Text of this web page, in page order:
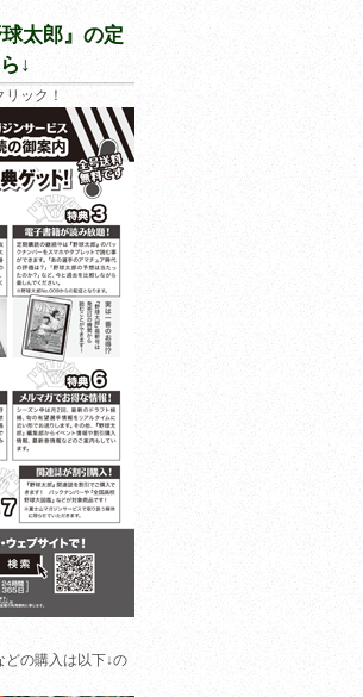
太郎』の定
↓
ック！
どの購入は以下↓の